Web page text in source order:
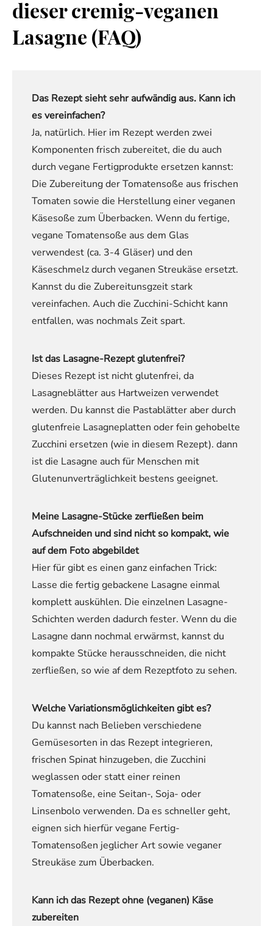
dieser cremig-veganen
Lasagne (FAQ)
Das Rezept sieht sehr aufwändig aus. Kann ich
es vereinfachen?
Ja, natürlich. Hier im Rezept werden zwei
Komponenten frisch zubereitet, die du auch
durch vegane Fertigprodukte ersetzen kannst:
Die Zubereitung der Tomatensoße aus frischen
Tomaten sowie die Herstellung einer veganen
Käsesoße zum Überbacken. Wenn du fertige,
vegane Tomatensoße aus dem Glas
verwendest (ca. 3-4 Gläser) und den
Käseschmelz durch veganen Streukäse ersetzt.
Kannst du die Zubereitunsgzeit stark
vereinfachen. Auch die Zucchini-Schicht kann
entfallen, was nochmals Zeit spart.
Ist das Lasagne-Rezept glutenfrei?
Dieses Rezept ist nicht glutenfrei, da
Lasagneblätter aus Hartweizen verwendet
werden. Du kannst die Pastablätter aber durch
glutenfreie Lasagneplatten oder fein gehobelte
Zucchini ersetzen (wie in diesem Rezept). dann
ist die Lasagne auch für Menschen mit
Glutenunverträglichkeit bestens geeignet.
Meine Lasagne-Stücke zerfließen beim
Aufschneiden und sind nicht so kompakt, wie
auf dem Foto abgebildet
Hier für gibt es einen ganz einfachen Trick:
Lasse die fertig gebackene Lasagne einmal
komplett auskühlen. Die einzelnen Lasagne-
Schichten werden dadurch fester. Wenn du die
Lasagne dann nochmal erwärmst, kannst du
kompakte Stücke herausschneiden, die nicht
zerfließen, so wie af dem Rezeptfoto zu sehen.
Welche Variationsmöglichkeiten gibt es?
Du kannst nach Belieben verschiedene
Gemüsesorten in das Rezept integrieren,
frischen Spinat hinzugeben, die Zucchini
weglassen oder statt einer reinen
Tomatensoße, eine Seitan-, Soja- oder
Linsenbolo verwenden. Da es schneller geht,
eignen sich hierfür vegane Fertig-
Tomatensoßen jeglicher Art sowie veganer
Streukäse zum Überbacken.
Kann ich das Rezept ohne (veganen) Käse
zubereiten